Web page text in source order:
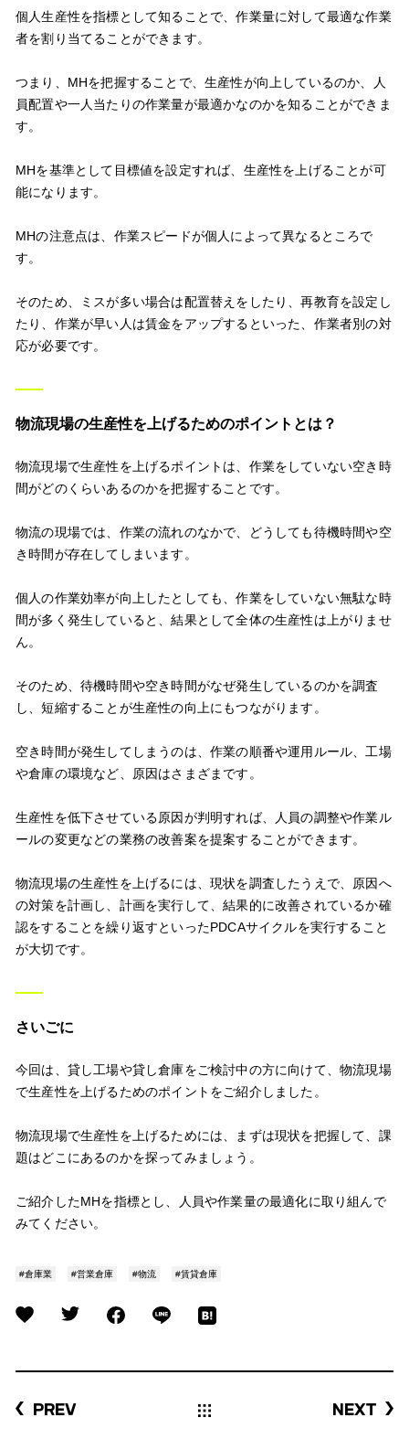
個人生産性を指標として知ることで、作業量に対して最適な作業
者を割り当てることができます。
つまり、MHを把握することで、生産性が向上しているのか、人
員配置や一人当たりの作業量が最適かなのかを知ることができま
す。
MHを基準として目標値を設定すれば、生産性を上げることが可
能になります。
MHの注意点は、作業スピードが個人によって異なるところで
す。
そのため、ミスが多い場合は配置替えをしたり、再教育を設定し
たり、作業が早い人は賃金をアップするといった、作業者別の対
応が必要です。
物流現場の生産性を上げるためのポイントとは？
物流現場で生産性を上げるポイントは、作業をしていない空き時
間がどのくらいあるのかを把握することです。
物流の現場では、作業の流れのなかで、どうしても待機時間や空
き時間が存在してしまいます。
個人の作業効率が向上したとしても、作業をしていない無駄な時
間が多く発生していると、結果として全体の生産性は上がりませ
ん。
そのため、待機時間や空き時間がなぜ発生しているのかを調査
し、短縮することが生産性の向上にもつながります。
空き時間が発生してしまうのは、作業の順番や運用ルール、工場
や倉庫の環境など、原因はさまざまです。
生産性を低下させている原因が判明すれば、人員の調整や作業ル
ールの変更などの業務の改善案を提案することができます。
物流現場の生産性を上げるには、現状を調査したうえで、原因へ
の対策を計画し、計画を実行して、結果的に改善されているか確
認をすることを繰り返すといったPDCAサイクルを実行すること
が大切です。
さいごに
今回は、貸し工場や貸し倉庫をご検討中の方に向けて、物流現場
で生産性を上げるためのポイントをご紹介しました。
物流現場で生産性を上げるためには、まずは現状を把握して、課
題はどこにあるのかを探ってみましょう。
ご紹介したMHを指標とし、人員や作業量の最適化に取り組んで
みてください。
#倉庫業 #営業倉庫 #物流 #賃貸倉庫
PREV NEXT